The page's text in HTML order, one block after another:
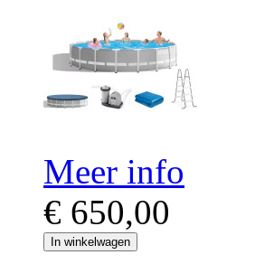
Meer info
€ 650,00
In winkelwagen